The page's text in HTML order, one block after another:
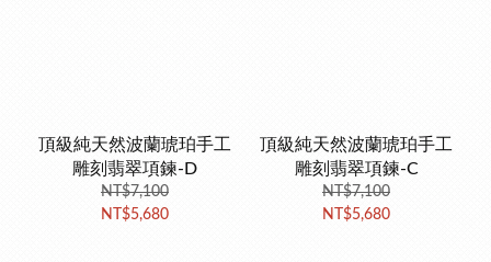
頂級純天然波蘭琥珀手工
雕刻翡翠項鍊-D
NT$7,100
NT$5,680
頂級純天然波蘭琥珀手工
雕刻翡翠項鍊-C
NT$7,100
NT$5,680